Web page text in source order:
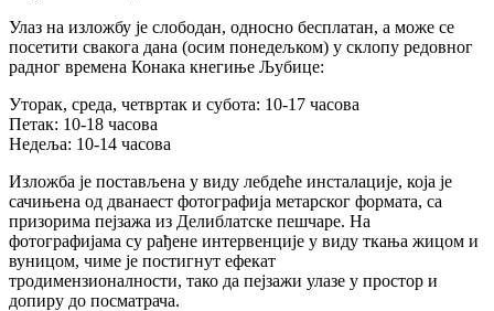
Улаз на изложбу је слободан, односно бесплатан, а може се
посетити свакога дана (осим понедељком) у склопу редовног
радног времена Конака кнегиње Љубице:
Уторак, среда, четвртак и субота: 10-17 часова
Петак: 10-18 часова
Недеља: 10-14 часова
Изложба је постављена у виду лебдеће инсталације, која је
сачињена од дванаест фотографија метарског формата, са
призорима пејзажа из Делиблатске пешчаре. На
фотографијама су рађене интервенције у виду ткања жицом и
вуницом, чиме је постигнут ефекат
тродимензионалности, тако да пејзажи улазе у простор и
допиру до посматрача.